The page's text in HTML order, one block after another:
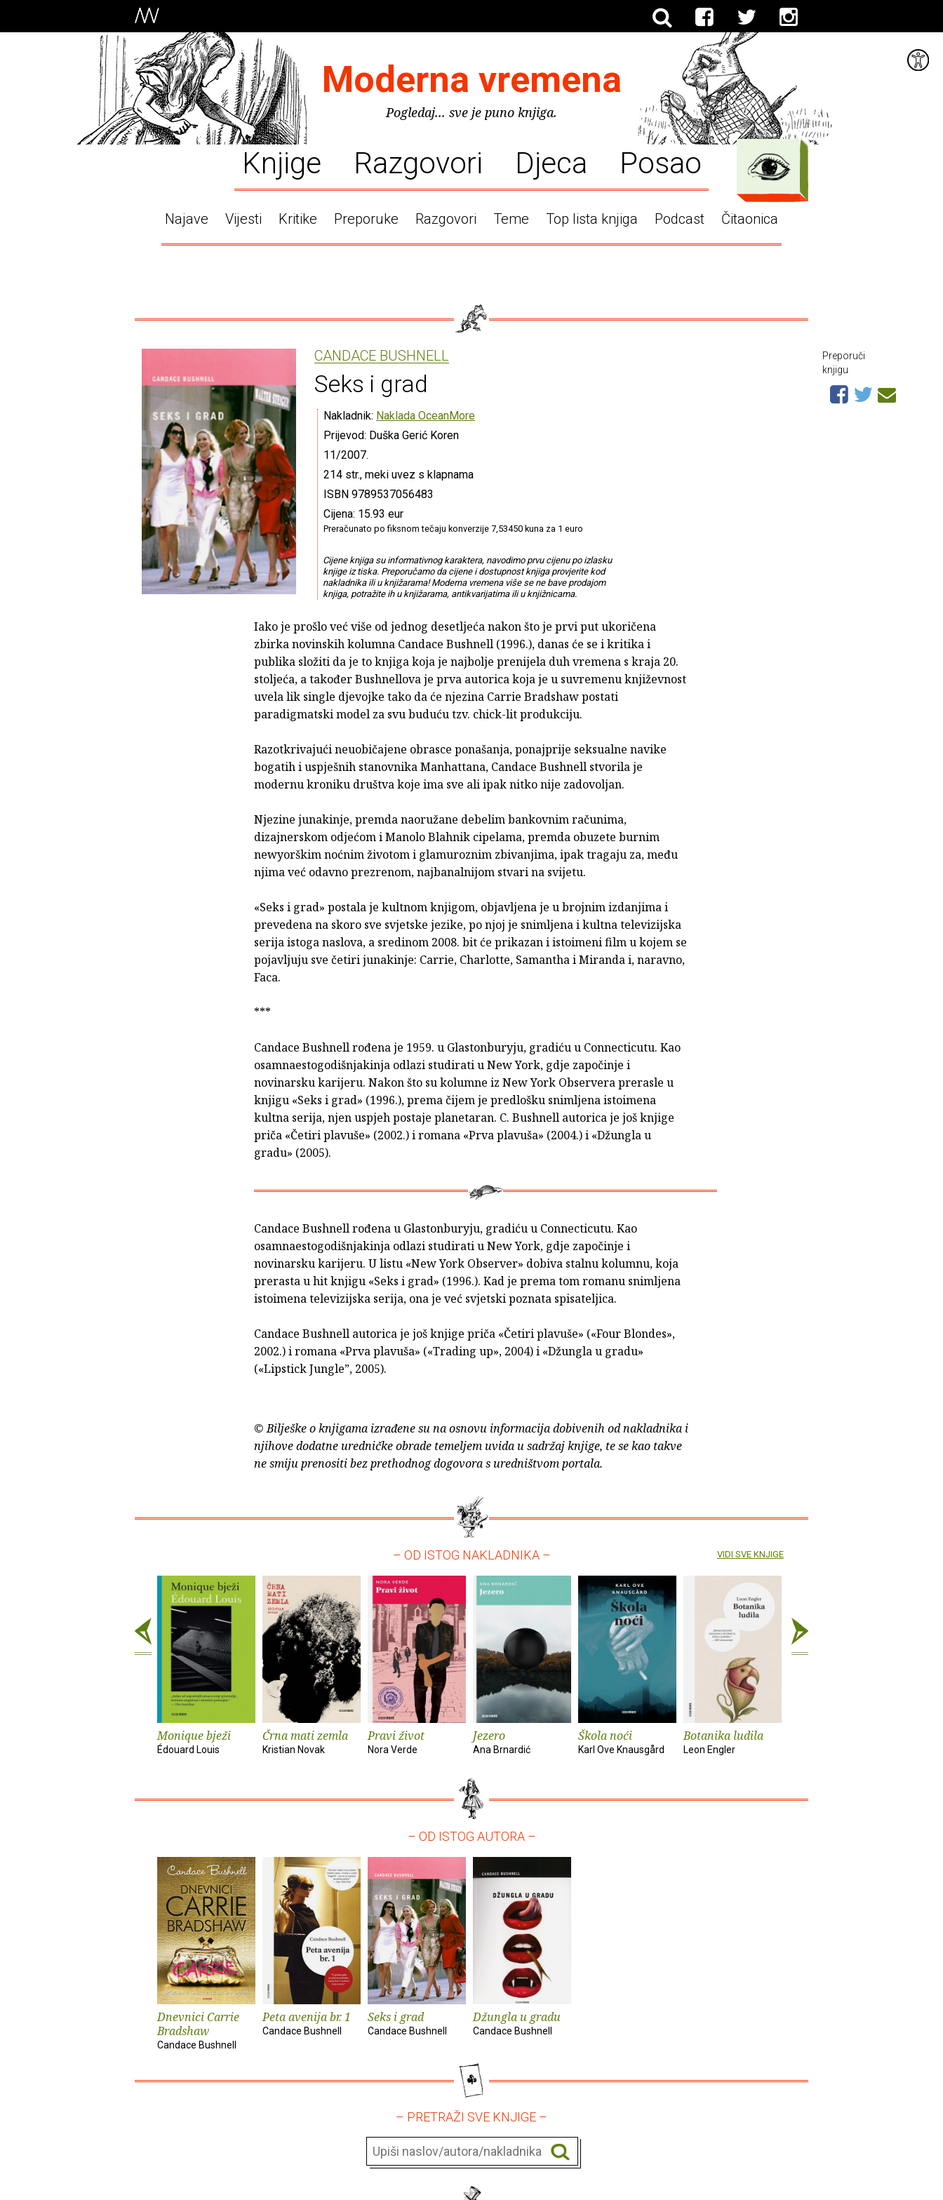
Moderna vremena
Pogledaj... sve je puno knjiga.
Knjige Razgovori Djeca Posao
Najave Vijesti Kritike Preporuke Razgovori Teme Top lista knjiga Podcast Čitaonica
CANDACE BUSHNELL
Seks i grad
Nakladnik: Naklada OceanMore
Prijevod: Duška Gerić Koren
11/2007.
214 str., meki uvez s klapnama
ISBN 9789537056483
Cijena: 15.93 eur
Preračunato po fiksnom tečaju konverzije 7,53450 kuna za 1 euro
Cijene knjiga su informativnog karaktera, navodimo prvu cijenu po izlasku
knjige iz tiska. Preporučamo da cijene i dostupnost knjiga provjerite kod
nakladnika ili u knjižarama! Moderna vremena više se ne bave prodajom
knjiga, potražite ih u knjižarama, antikvarijatima ili u knjižnicama.
Iako je prošlo već više od jednog desetljeća nakon što je prvi put ukoričena
zbirka novinskih kolumna Candace Bushnell (1996.), danas će se i kritika i
publika složiti da je to knjiga koja je najbolje prenijela duh vremena s kraja 20.
stoljeća, a također Bushnellova je prva autorica koja je u suvremenu književnost
uvela lik single djevojke tako da će njezina Carrie Bradshaw postati
paradigmatski model za svu buduću tzv. chick-lit produkciju.
Razotkrivajući neuobičajene obrasce ponašanja, ponajprije seksualne navike
bogatih i uspješnih stanovnika Manhattana, Candace Bushnell stvorila je
modernu kroniku društva koje ima sve ali ipak nitko nije zadovoljan.
Njezine junakinje, premda naoružane debelim bankovnim računima,
dizajnerskom odjećom i Manolo Blahnik cipelama, premda obuzete burnim
newyorškim noćnim životom i glamuroznim zbivanjima, ipak tragaju za, među
njima već odavno prezrenom, najbanalnijom stvari na svijetu.
«Seks i grad» postala je kultnom knjigom, objavljena je u brojnim izdanjima i
prevedena na skoro sve svjetske jezike, po njoj je snimljena i kultna televizijska
serija istoga naslova, a sredinom 2008. bit će prikazan i istoimeni film u kojem se
pojavljuju sve četiri junakinje: Carrie, Charlotte, Samantha i Miranda i, naravno,
Faca.
***
Candace Bushnell rođena je 1959. u Glastonburyju, gradiću u Connecticutu. Kao
osamnaestogodišnjakinja odlazi studirati u New York, gdje započinje i
novinarsku karijeru. Nakon što su kolumne iz New York Observera prerasle u
knjigu «Seks i grad» (1996.), prema čijem je predlošku snimljena istoimena
kultna serija, njen uspjeh postaje planetaran. C. Bushnell autorica je još knjige
priča «Četiri plavuše» (2002.) i romana «Prva plavuša» (2004.) i «Džungla u
gradu» (2005).
Candace Bushnell rođena u Glastonburyju, gradiću u Connecticutu. Kao
osamnaestogodišnjakinja odlazi studirati u New York, gdje započinje i
novinarsku karijeru. U listu «New York Observer» dobiva stalnu kolumnu, koja
prerasta u hit knjigu «Seks i grad» (1996.). Kad je prema tom romanu snimljena
istoimena televizijska serija, ona je već svjetski poznata spisateljica.
Candace Bushnell autorica je još knjige priča «Četiri plavuše» («Four Blondes»,
2002.) i romana «Prva plavuša» («Trading up», 2004) i «Džungla u gradu»
(«Lipstick Jungle”, 2005).
© Bilješke o knjigama izrađene su na osnovu informacija dobivenih od nakladnika i
njihove dodatne uredničke obrade temeljem uvida u sadržaj knjige, te se kao takve
ne smiju prenositi bez prethodnog dogovora s uredništvom portala.
Preporuči
knjigu
– OD ISTOG NAKLADNIKA –
Monique bježi
Édouard Louis
Črna mati zemla
Kristian Novak
Pravi život
Nora Verde
Jezero
Ana Brnardić
Škola noći
Karl Ove Knausgård
Botanika ludila
Leon Engler
VIDI SVE KNJIGE
– OD ISTOG AUTORA –
Dnevnici Carrie
Bradshaw
Candace Bushnell
Peta avenija br. 1
Candace Bushnell
Seks i grad
Candace Bushnell
Džungla u gradu
Candace Bushnell
– PRETRAŽI SVE KNJIGE –